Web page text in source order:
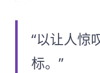
“以让人惊
标。”